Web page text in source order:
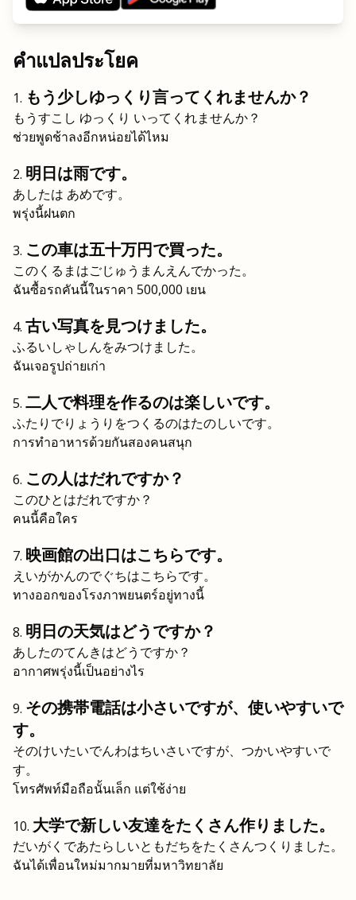
คำแปลประโยค
もう少しゆっくり言ってくれませんか？
もうすこし ゆっくり いってくれませんか？
ช่วยพูดช้าลงอีกหน่อยได้ไหม
明日は雨です。
あしたは あめです。
พรุ่งนี้ฝนตก
この車は五十万円で買った。
このくるまはごじゅうまんえんでかった。
ฉันซื้อรถคันนี้ในราคา 500,000 เยน
古い写真を見つけました。
ふるいしゃしんをみつけました。
ฉันเจอรูปถ่ายเก่า
二人で料理を作るのは楽しいです。
ふたりでりょうりをつくるのはたのしいです。
การทำอาหารด้วยกันสองคนสนุก
この人はだれですか？
このひとはだれですか？
คนนี้คือใคร
映画館の出口はこちらです。
えいがかんのでぐちはこちらです。
ทางออกของโรงภาพยนตร์อยู่ทางนี้
明日の天気はどうですか？
あしたのてんきはどうですか？
อากาศพรุ่งนี้เป็นอย่างไร
その携帯電話は小さいですが、使いやすいで
す。
そのけいたいでんわはちいさいですが、つかいやすいで
す。
โทรศัพท์มือถือนั้นเล็ก แต่ใช้ง่าย
大学で新しい友達をたくさん作りました。
だいがくであたらしいともだちをたくさんつくりました。
ฉันได้เพื่อนใหม่มากมายที่มหาวิทยาลัย